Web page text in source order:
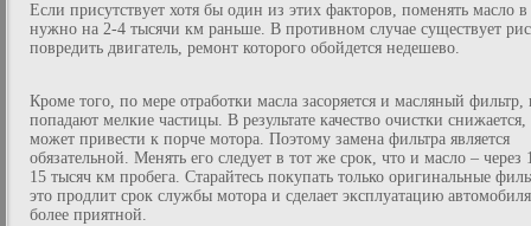
Если присутствует хотя бы один из этих факторов, поменять масло в
нужно на 2-4 тысячи км раньше. В противном случае существует
повредить двигатель, ремонт которого обойдется недешево.
Кроме того, по мере отработки масла засоряется и масляный фильтр,
попадают мелкие частицы. В результате качество очистки снижается,
может привести к порче мотора. Поэтому замена фильтра является
обязательной. Менять его следует в тот же срок, что и масло – через
15 тысяч км пробега. Старайтесь покупать только оригинальные
это продлит срок службы мотора и сделает эксплуатацию автомобиля
более приятной.